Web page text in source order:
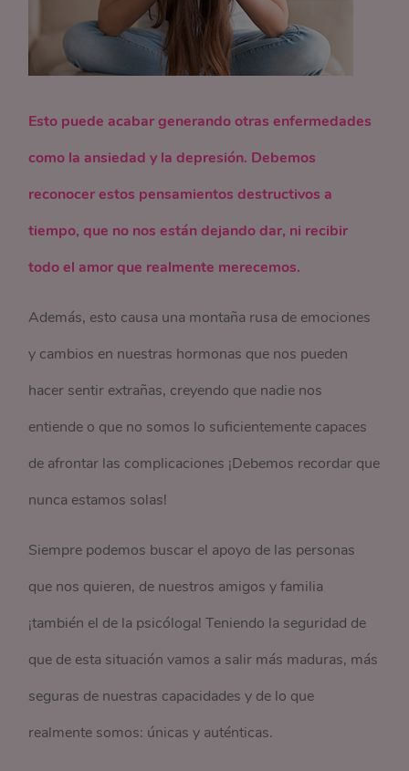
Esto puede acabar generando otras enfermedades
como la ansiedad y la depresión. Debemos
reconocer estos pensamientos destructivos a
tiempo, que no nos están dejando dar, ni recibir
todo el amor que realmente merecemos.
Además, esto causa una montaña rusa de emociones
y cambios en nuestras hormonas que nos pueden
hacer sentir extrañas, creyendo que nadie nos
entiende o que no somos lo suficientemente capaces
de afrontar las complicaciones ¡Debemos recordar que
nunca estamos solas!
Siempre podemos buscar el apoyo de las personas
que nos quieren, de nuestros amigos y familia
¡también el de la psicóloga! Teniendo la seguridad de
que de esta situación vamos a salir más maduras, más
seguras de nuestras capacidades y de lo que
realmente somos: únicas y auténticas.